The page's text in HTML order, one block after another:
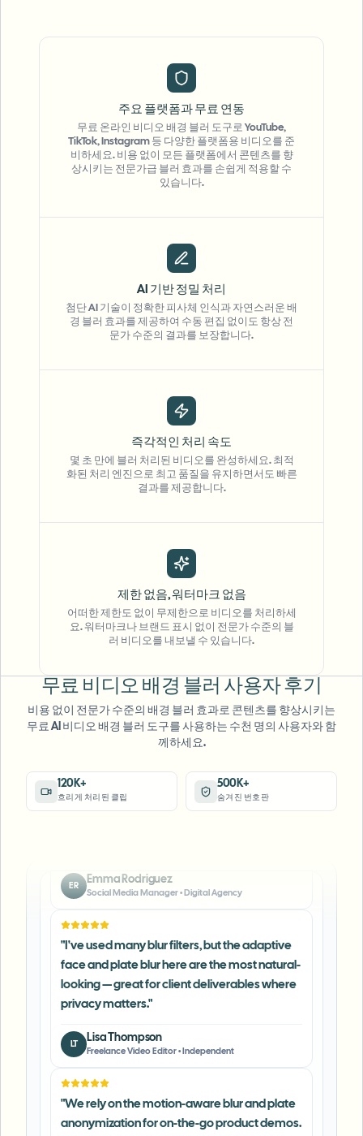
주요 플랫폼과 무료 연동
무료 온라인 비디오 배경 블러 도구로 YouTube,
TikTok, Instagram 등 다양한 플랫폼용 비디오를 준
비하세요. 비용 없이 모든 플랫폼에서 콘텐츠를 향
상시키는 전문가급 블러 효과를 손쉽게 적용할 수
있습니다.
AI 기반 정밀 처리
첨단 AI 기술이 정확한 피사체 인식과 자연스러운 배
경 블러 효과를 제공하여 수동 편집 없이도 항상 전
문가 수준의 결과를 보장합니다.
즉각적인 처리 속도
몇 초 만에 블러 처리된 비디오를 완성하세요. 최적
화된 처리 엔진으로 최고 품질을 유지하면서도 빠른
결과를 제공합니다.
제한 없음, 워터마크 없음
어떠한 제한도 없이 무제한으로 비디오를 처리하세
요. 워터마크나 브랜드 표시 없이 전문가 수준의 블
러 비디오를 내보낼 수 있습니다.
무료 비디오 배경 블러 사용자 후기
비용 없이 전문가 수준의 배경 블러 효과로 콘텐츠를 향상시키는
무료 AI 비디오 배경 블러 도구를 사용하는 수천 명의 사용자와 함
께하세요.
120K+
흐리게 처리된 클립
500K+
숨겨진 번호판
The blur tools are a lifesaver — I can softly
blur distracting backgrounds and
automatically anonymize license plates in
SJ
Sarah Johnson
blur and automatic license-plate hiding
keeps posts compliant and on-brand without
manual editing."
face and plate blur here are the most natural-
looking — great for client deliverables where
privacy matters."
LT
Lisa Thompson
"We rely on the motion-aware blur and plate
anonymization for on-the-go product demos.
It's fast, consistent, and saves legal review
time."